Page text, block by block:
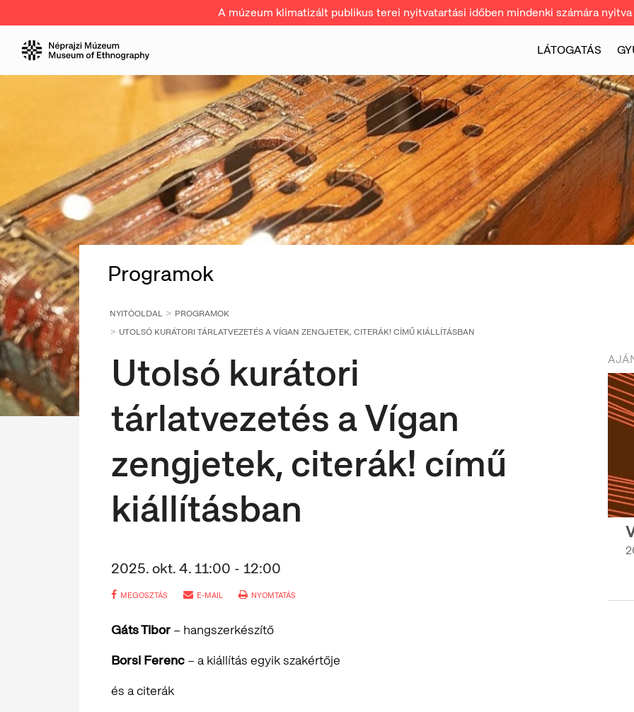
A múzeum klimatizált publikus terei nyitvatartási időben mindenki számára nyitva
LÁTOGATÁS
Programok
NYITÓOLDAL
PROGRAMOK
UTOLSÓ KURÁTORI TÁRLATVEZETÉS A VÍGAN ZENGJETEK, CITERÁK! CÍMŰ KIÁLLÍTÁSBAN
Utolsó kurátori
tárlatvezetés a Vígan
zengjetek, citerák! című
kiállításban
2025. okt. 4. 11:00 - 12:00
MEGOSZTÁS E-MAIL NYOMTATÁS
Gáts Tibor – hangszerkészítő
Borsi Ferenc – a kiállítás egyik szakértője
és a citerák